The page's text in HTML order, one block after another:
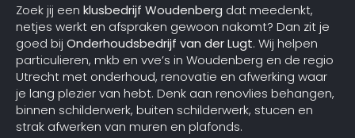
Zoek jij een klusbedrijf Woudenberg dat meedenkt,
netjes werkt en afspraken gewoon nakomt? Dan zit je
goed bij Onderhoudsbedrijf van der Lugt. Wij helpen
particulieren, mkb en vve’s in Woudenberg en de regio
Utrecht met onderhoud, renovatie en afwerking waar
je lang plezier van hebt. Denk aan renovlies behangen,
binnen schilderwerk, buiten schilderwerk, stucen en
strak afwerken van muren en plafonds.